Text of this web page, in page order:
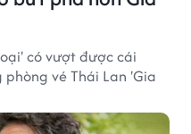
có vượt được cái
vé Thái Lan 'Gia